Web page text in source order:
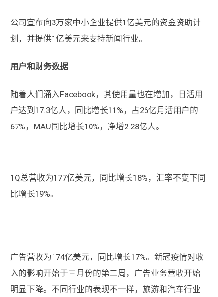
公司宣布向3万家中小企业提供1亿美元的资金资助计
划，并提供1亿美元来支持新闻行业。
用户和财务数据
随着人们涌入Facebook，其使用量也在增加，日活用
户达到17.3亿人，同比增长11%，占26亿月活用户的
67%，MAU同比增长10%，净增2.28亿人。
1Q总营收为177亿美元，同比增长18%，汇率不变下同
比增长19%。
广告营收为174亿美元，同比增长17%。新冠疫情对收
入的影响开始于三月份的第二周，广告业务营收开始
明显下降。不同行业的表现不一样，旅游和汽车行业